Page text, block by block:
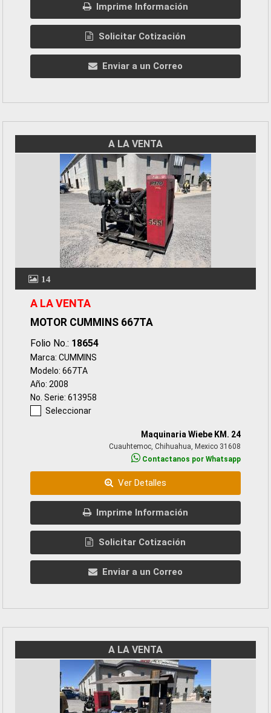
Imprime Información
Solicitar Cotización
Enviar a un Correo
A LA VENTA
14
A LA VENTA
MOTOR CUMMINS 667TA
Folio No.: 18654
Marca: CUMMINS
Modelo: 667TA
Año: 2008
No. Serie: 613958
Seleccionar
Maquinaria Wiebe KM. 24
Cuauhtemoc, Chihuahua, Mexico 31608
Contactanos por Whatsapp
Ver Detalles
Imprime Información
Solicitar Cotización
Enviar a un Correo
A LA VENTA